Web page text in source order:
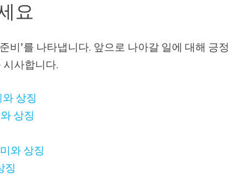
요
비’를 나타냅니다. 앞으로 나아갈 일에 대해 긍정
시사합니다.
와 상징
상징
와 상징
징